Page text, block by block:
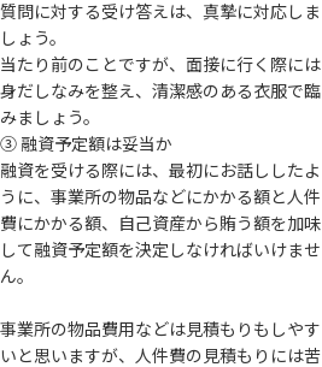
質問に対する受け答えは、真摯に対応しま
しょう。
当たり前のことですが、面接に行く際には
身だしなみを整え、清潔感のある衣服で臨
みましょう。
③ 融資予定額は妥当か
融資を受ける際には、最初にお話ししたよ
うに、事業所の物品などにかかる額と人件
費にかかる額、自己資産から賄う額を加味
して融資予定額を決定しなければいけませ
ん。
事業所の物品費用などは見積もりもしやす
いと思いますが、人件費の見積もりには苦